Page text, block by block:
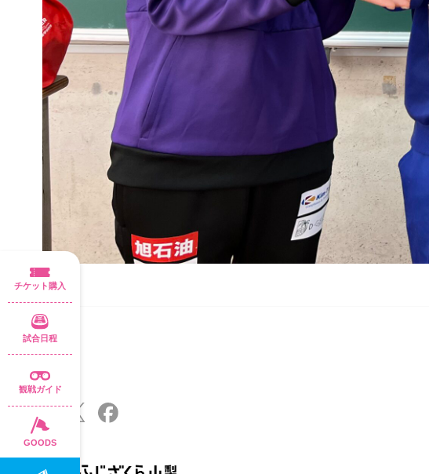
チケット購入
試合日程
観戦ガイド
GOODS